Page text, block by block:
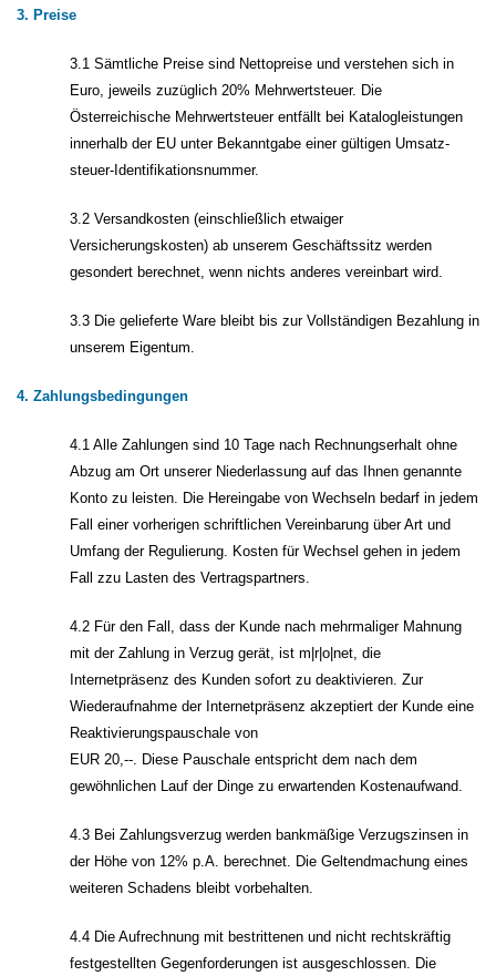
3. Preise
3.1 Sämtliche Preise sind Nettopreise und verstehen sich in
Euro, jeweils zuzüglich 20% Mehrwertsteuer. Die
Österreichische Mehrwertsteuer entfällt bei Katalogleistungen
innerhalb der EU unter Bekanntgabe einer gültigen Umsatz-
steuer-Identifikationsnummer.
3.2 Versandkosten (einschließlich etwaiger
Versicherungskosten) ab unserem Geschäftssitz werden
gesondert berechnet, wenn nichts anderes vereinbart wird.
3.3 Die gelieferte Ware bleibt bis zur Vollständigen Bezahlung in
unserem Eigentum.
4. Zahlungsbedingungen
4.1 Alle Zahlungen sind 10 Tage nach Rechnungserhalt ohne
Abzug am Ort unserer Niederlassung auf das Ihnen genannte
Konto zu leisten. Die Hereingabe von Wechseln bedarf in jedem
Fall einer vorherigen schriftlichen Vereinbarung über Art und
Umfang der Regulierung. Kosten für Wechsel gehen in jedem
Fall zzu Lasten des Vertragspartners.
4.2 Für den Fall, dass der Kunde nach mehrmaliger Mahnung
mit der Zahlung in Verzug gerät, ist m|r|o|net, die
Internetpräsenz des Kunden sofort zu deaktivieren. Zur
Wiederaufnahme der Internetpräsenz akzeptiert der Kunde eine
Reaktivierungspauschale von
EUR 20,--. Diese Pauschale entspricht dem nach dem
gewöhnlichen Lauf der Dinge zu erwartenden Kostenaufwand.
4.3 Bei Zahlungsverzug werden bankmäßige Verzugszinsen in
der Höhe von 12% p.A. berechnet. Die Geltendmachung eines
weiteren Schadens bleibt vorbehalten.
4.4 Die Aufrechnung mit bestrittenen und nicht rechtskräftig
festgestellten Gegenforderungen ist ausgeschlossen. Die